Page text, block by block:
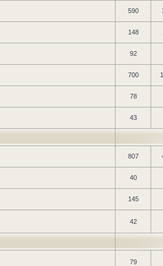
590
148
92
700
78
43
807
40
145
42
79